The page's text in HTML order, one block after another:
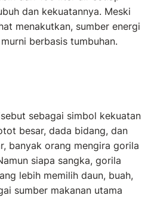
dan kekuatannya. Meski
menakutkan, sumber energi
berbasis tumbuhan.
sebagai simbol kekuatan
besar, dada bidang, dan
banyak orang mengira gorila
siapa sangka, gorila
lebih memilih daun, buah,
sumber makanan utama